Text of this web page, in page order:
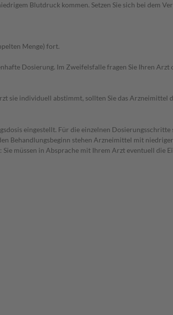
Blutdruck kommen. Setzen Sie sich bei dem
Menge) fort.
Dosierung. Im Zweifelsfalle fragen Sie Ihren
sie individuell abstimmt, sollten Sie das Arzneimittel
eingestellt. Für die einzelnen
Behandlungsbeginn stehen Arzneimittel mit
müssen in Absprache mit Ihrem Arzt eventuell die